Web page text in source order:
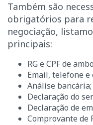
Também são
obrigatórios para
negociação,
principais:
RG e CPF de
Email, telefone e
Análise bancária;
Declaração do
Declaração de
Comprovante de